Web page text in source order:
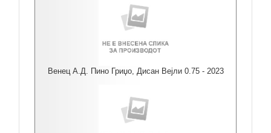
Венец А.Д. Пино Гриџо, Дисан Вејли 0.75 - 2023